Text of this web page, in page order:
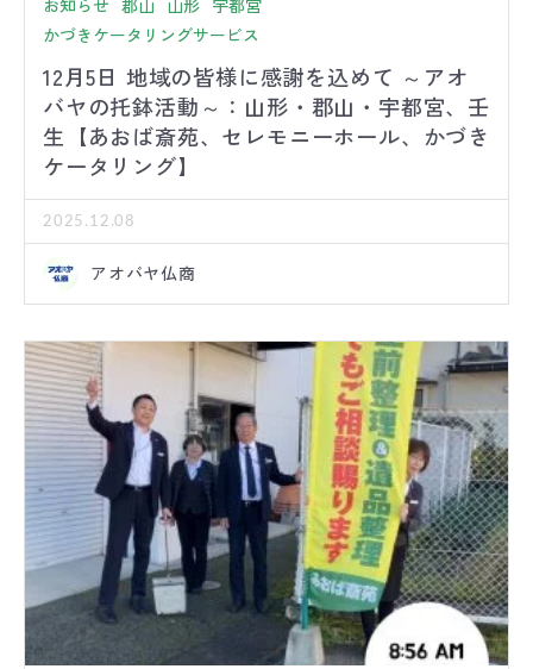
お知らせ 郡山 山形 宇都宮
かづきケータリングサービス
12月5日 地域の皆様に感謝を込めて ～アオ
バヤの托鉢活動～：山形・郡山・宇都宮、壬
生【あおば斎苑、セレモニーホール、かづき
ケータリング】
2025.12.08
アオバヤ仏商